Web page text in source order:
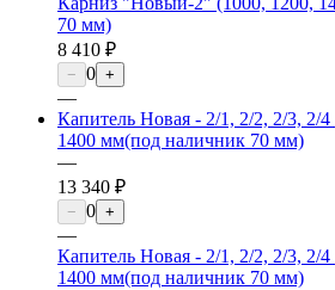
70 мм)
8 410 ₽
− 0 +
—
Капитель Новая - 2/1, 2/2, 2/3, 2/4
1400 мм(под наличник 70 мм)
—
13 340 ₽
− 0 +
—
Капитель Новая - 2/1, 2/2, 2/3, 2/4
1400 мм(под наличник 70 мм)